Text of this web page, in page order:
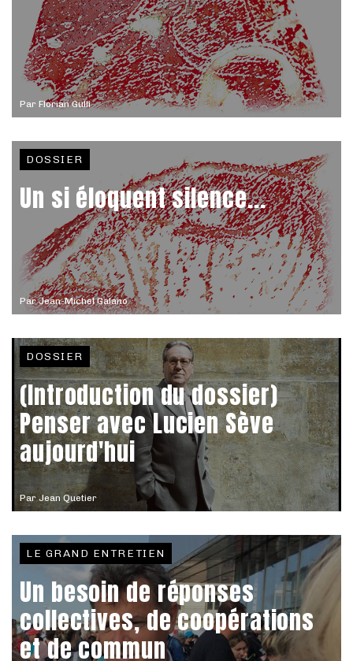
Par Florian Gulli
ParJean-Michel Galano
DOSSIER
Un si éloquent silence...
ParJean Quetier
DOSSIER
(Introduction du dossier)
Penser avec Lucien Sève
aujourd'hui
LE GRAND ENTRETIEN
Un besoin de réponses
collectives, de coopérations
et de commun